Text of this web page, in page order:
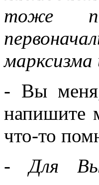
тоже
- Вы меня,
напишите
что-то
- Для